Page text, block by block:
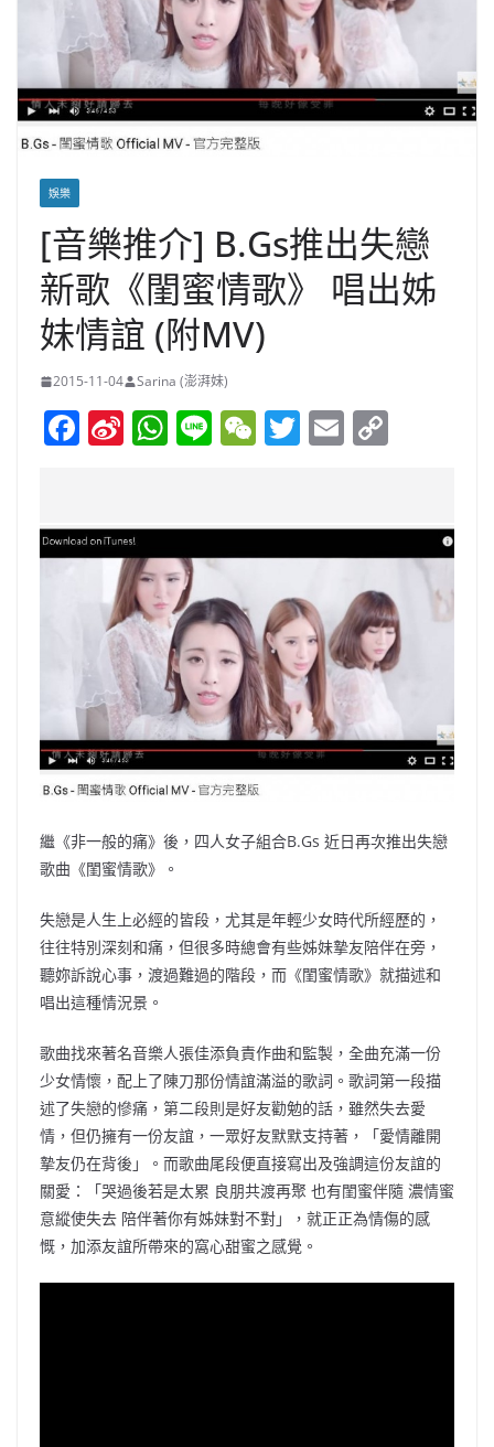
娛樂
[音樂推介] B.Gs推出失戀
新歌《閨蜜情歌》 唱出姊
妹情誼 (附MV)
2015-11-04 Sarina (澎湃妹)
F
e
b
k
Si
W
ei
b
o
W
s
A
p
p
Li W
h
at
T
er
E
l y
Li
n
k
繼《非一般的痛》後，四人女子組合B.Gs 近日再次推出失戀
歌曲《閨蜜情歌》。
失戀是人生上必經的皆段，尤其是年輕少女時代所經歷的，
往往特別深刻和痛，但很多時總會有些姊妹摯友陪伴在旁，
聽妳訴說心事，渡過難過的階段，而《閨蜜情歌》就描述和
唱出這種情況景。
歌曲找來著名音樂人張佳添負責作曲和監製，全曲充滿一份
少女情懷，配上了陳刀那份情誼滿溢的歌詞。歌詞第一段描
述了失戀的慘痛，第二段則是好友勸勉的話，雖然失去愛
情，但仍擁有一份友誼，一眾好友默默支持著，「愛情離開
摯友仍在背後」。而歌曲尾段便直接寫出及強調這份友誼的
關愛：「哭過後若是太累 良朋共渡再聚 也有閨蜜伴隨 濃情蜜
意縱使失去 陪伴著你有姊妹對不對」，就正正為情傷的感
慨，加添友誼所帶來的窩心甜蜜之感覺。